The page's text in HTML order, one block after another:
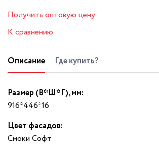
Получить оптовую цену
К сравнению
Описание Где купить?
Размер (В*Ш*Г), мм:
916*446*16
Цвет фасадов:
Смоки Софт